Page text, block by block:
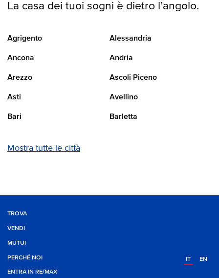
La casa dei tuoi sogni è dietro l’angolo.
Agrigento Alessandria
Ancona Andria
Arezzo Ascoli Piceno
Asti Avellino
Bari Barletta
Mostra tutte le città
TROVA
VENDI
MUTUI
PERCHÉ NOI
ENTRA IN RE/MAX
IT EN